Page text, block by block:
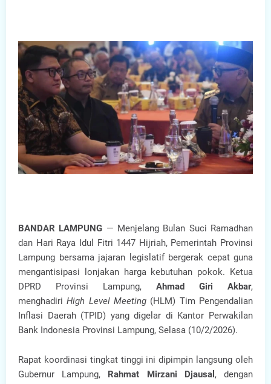
BANDAR LAMPUNG — Menjelang Bulan Suci Ramadhan
dan Hari Raya Idul Fitri 1447 Hijriah, Pemerintah Provinsi
Lampung bersama jajaran legislatif bergerak cepat guna
mengantisipasi lonjakan harga kebutuhan pokok. Ketua
DPRD Provinsi Lampung, Ahmad Giri Akbar,
menghadiriHigh Level Meeting (HLM) Tim Pengendalian
Inflasi Daerah (TPID) yang digelar di Kantor Perwakilan
Bank Indonesia Provinsi Lampung, Selasa (10/2/2026).
Rapat koordinasi tingkat tinggi ini dipimpin langsung oleh
Gubernur Lampung, Rahmat Mirzani Djausal , dengan